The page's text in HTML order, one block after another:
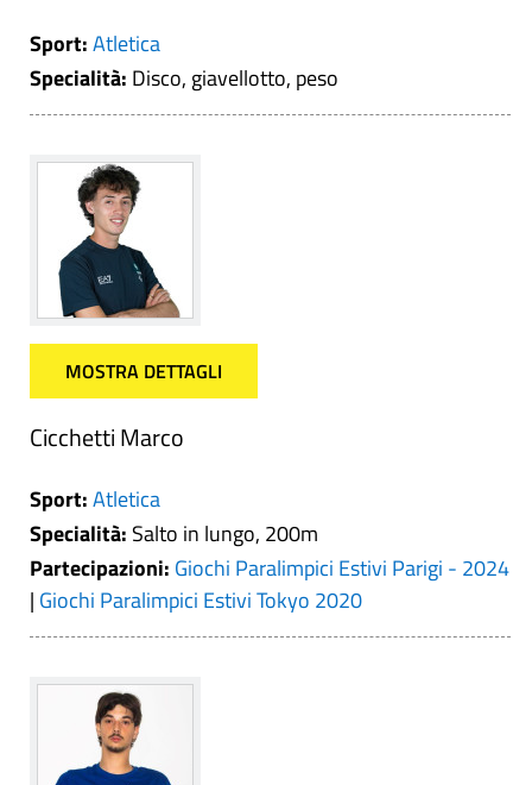
Sport:Atletica
Specialità: Disco, giavellotto, peso
MOSTRA DETTAGLI
Cicchetti Marco
Sport:Atletica
Specialità: Salto in lungo, 200m
Partecipazioni: Giochi Paralimpici Estivi Parigi - 2024
| Giochi Paralimpici Estivi Tokyo 2020